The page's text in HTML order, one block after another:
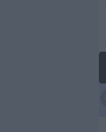
Ecuador